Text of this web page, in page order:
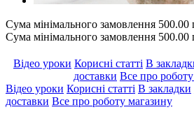
Сума мінімального замовлення 500.00
Сума мінімального замовлення 500.00
Відео уроки Корисні статті В
доставки Все про
Відео уроки Корисні статті В закладки
доставки Все про роботу магазину